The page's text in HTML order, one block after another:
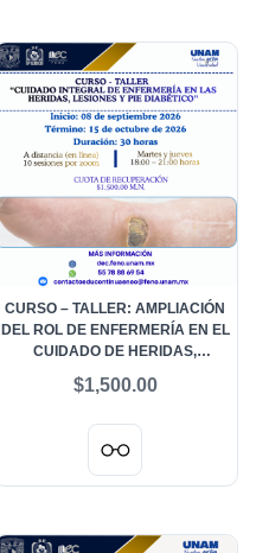
CURSO – TALLER: AMPLIACIÓN
DEL ROL DE ENFERMERÍA EN EL
CUIDADO DE HERIDAS,
$1,500.00